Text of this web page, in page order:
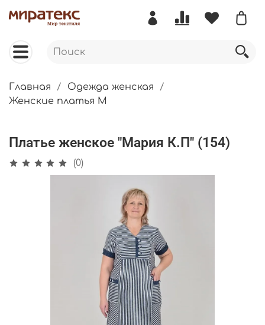
Главная
Одежда женская
Женские платья М
Платье женское "Мария К.П" (154)
(0)